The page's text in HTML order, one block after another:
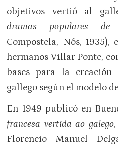
objetivos vertió al
dramas populares
Compostela, Nós,
hermanos Villar Ponte,
bases para la
gallego según el modelo
En 1949 publicó en
francesa vertida ao galego
Florencio Manuel